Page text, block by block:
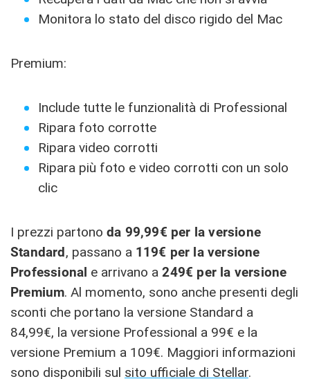
Monitora lo stato del disco rigido del Mac
Premium:
Include tutte le funzionalità di Professional
Ripara foto corrotte
Ripara video corrotti
Ripara più foto e video corrotti con un solo
clic
I prezzi partono da 99,99€ per la versione
Standard, passano a 119€ per la versione
Professional e arrivano a249€ per la versione
Premium. Al momento, sono anche presenti degli
sconti che portano la versione Standard a
84,99€, la versione Professional a 99€ e la
versione Premium a 109€. Maggiori informazioni
sono disponibili sul sito ufficiale di Stellar.